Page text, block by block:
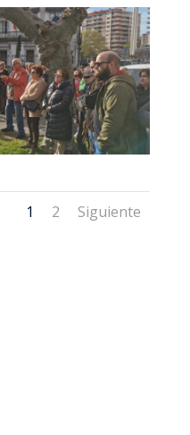
1 2 Siguiente